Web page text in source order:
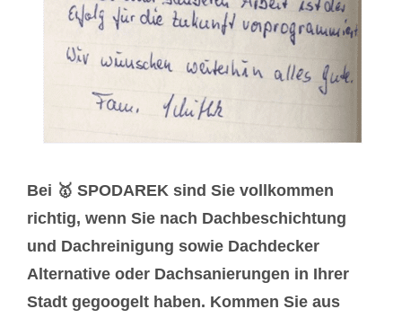
Bei 🥇 SPODAREK sind Sie vollkommen
richtig, wenn Sie nach Dachbeschichtung
und Dachreinigung sowie Dachdecker
Alternative oder Dachsanierungen in Ihrer
Stadt gegoogelt haben. Kommen Sie aus